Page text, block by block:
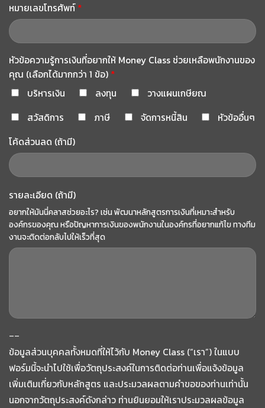
หมายเลขโทรศัพท์*
หัวข้อความรู้การเงินที่อยากให้ Money Class ช่วยเหลือพนักงานของ
คุณ (เลือกได้มากกว่า 1 ข้อ) *
บริหารเงิน
ลงทุน
วางแผนเกษียณ
สวัสดิการ
ภาษี จัดการหนี้สิน
หัวข้ออื่นๆ
โค้ดส่วนลด (ถ้ามี)
รายละเอียด (ถ้ามี)
อยากให้มันนี่คลาสช่วยอะไร? เช่น พัฒนาหลักสูตรการเงินที่เหมาะสำหรับ
องค์กรของคุณ หรือปัญหาการเงินของพนักงานในองค์กรที่อยากแก้ไข ทางทีม
งานจะติดต่อกลับไปให้เร็วที่สุด
--
ข้อมูลส่วนบุคคลทั้งหมดที่ให้ไว้กับ Money Class (“เรา”) ในแบบ
ฟอร์มนี้จะนำไปใช้เพื่อวัตถุประสงค์ในการติดต่อท่านเพื่อแจ้งข้อมูล
เพิ่มเติมเกี่ยวกับหลักสูตร และประมวลผลตามคำขอของท่านเท่านั้น
นอกจากวัตถุประสงค์ดังกล่าว ท่านยินยอมให้เราประมวลผลข้อมูล